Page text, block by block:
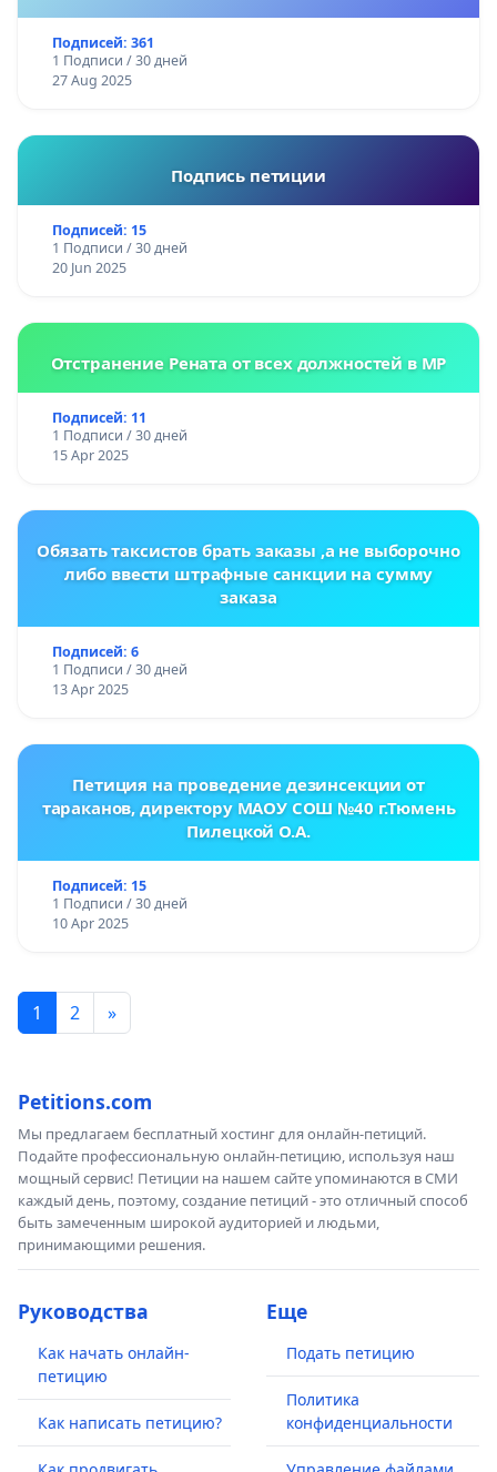
Подписей: 361
1 Подписи / 30 дней
27 Aug 2025
Подпись петиции
Подписей: 15
1 Подписи / 30 дней
20 Jun 2025
Отстранение Рената от всех должностей в МР
Подписей: 11
1 Подписи / 30 дней
15 Apr 2025
Обязать таксистов брать заказы ,а не выборочно
либо ввести штрафные санкции на сумму
заказа
Подписей: 6
1 Подписи / 30 дней
13 Apr 2025
Петиция на проведение дезинсекции от
тараканов, директору МАОУ СОШ №40 г.Тюмень
Пилецкой О.А.
Подписей: 15
1 Подписи / 30 дней
10 Apr 2025
1 2 »
Petitions.com
Мы предлагаем бесплатный хостинг для онлайн-петиций.
Подайте профессиональную онлайн-петицию, используя наш
мощный сервис! Петиции на нашем сайте упоминаются в СМИ
каждый день, поэтому, создание петиций - это отличный способ
быть замеченным широкой аудиторией и людьми,
принимающими решения.
Руководства
Как начать онлайн-
петицию
Как написать петицию?
Еще
Подать петицию
Политика
конфиденциальности